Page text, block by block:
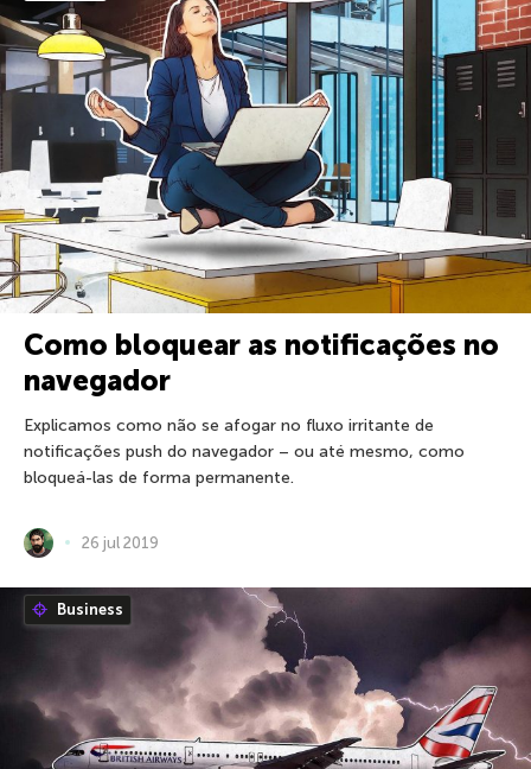
Como bloquear as notificações no
navegador
Explicamos como não se afogar no fluxo irritante de
notificações push do navegador – ou até mesmo, como
bloqueá-las de forma permanente.
26 jul 2019
Business